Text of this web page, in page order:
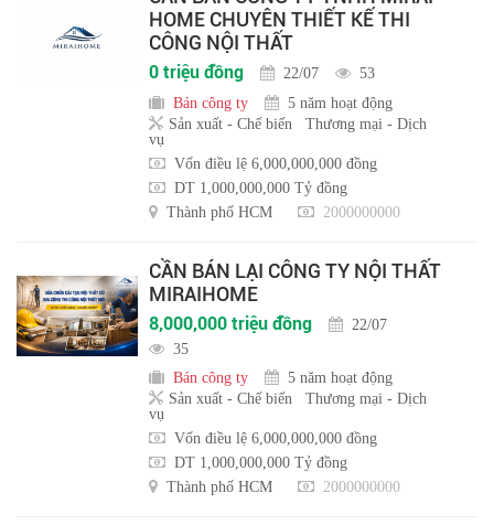
HOME CHUYÊN THIẾT KẾ THI
CÔNG NỘI THẤT
0 triệu đồng 22/07
53
Bán công ty
5 năm hoạt động
Sản xuất - Chế biến
Thương mại - Dịch
vụ
Vốn điều lệ 6,000,000,000 đồng
DT 1,000,000,000 Tỷ đồng
Thành phố HCM
2000000000
CẦN BÁN LẠI CÔNG TY NỘI THẤT
MIRAIHOME
8,000,000 triệu đồng
22/07
35
Bán công ty
5 năm hoạt động
Sản xuất - Chế biến
Thương mại - Dịch
vụ
Vốn điều lệ 6,000,000,000 đồng
DT 1,000,000,000 Tỷ đồng
Thành phố HCM
2000000000